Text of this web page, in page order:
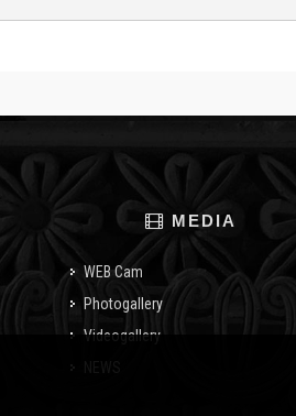
MEDIA
WEB Cam
Photogallery
Videogallery